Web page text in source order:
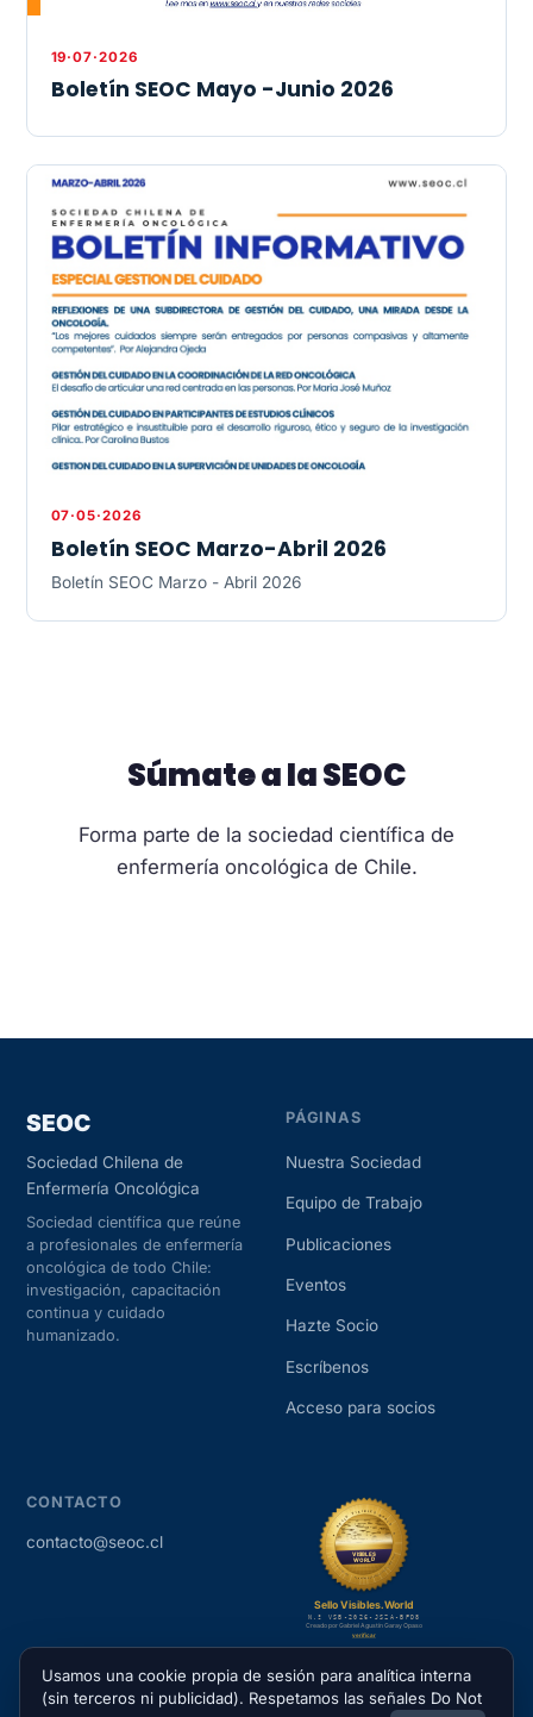
19·07·2026
Boletín SEOC Mayo -Junio 2026
07·05·2026
Boletín SEOC Marzo-Abril 2026
Boletín SEOC Marzo - Abril 2026
Súmate a la SEOC
Forma parte de la sociedad científica de
enfermería oncológica de Chile.
SEOC
Sociedad Chilena de
Enfermería Oncológica
Sociedad científica que reúne
a profesionales de enfermería
oncológica de todo Chile:
investigación, capacitación
continua y cuidado
humanizado.
PÁGINAS
Nuestra Sociedad
Equipo de Trabajo
Publicaciones
Eventos
Hazte Socio
Escríbenos
Acceso para socios
CONTACTO
contacto@seoc.cl
Usamos una cookie propia de sesión para analítica interna
(sin terceros ni publicidad). Respetamos las señales Do Not